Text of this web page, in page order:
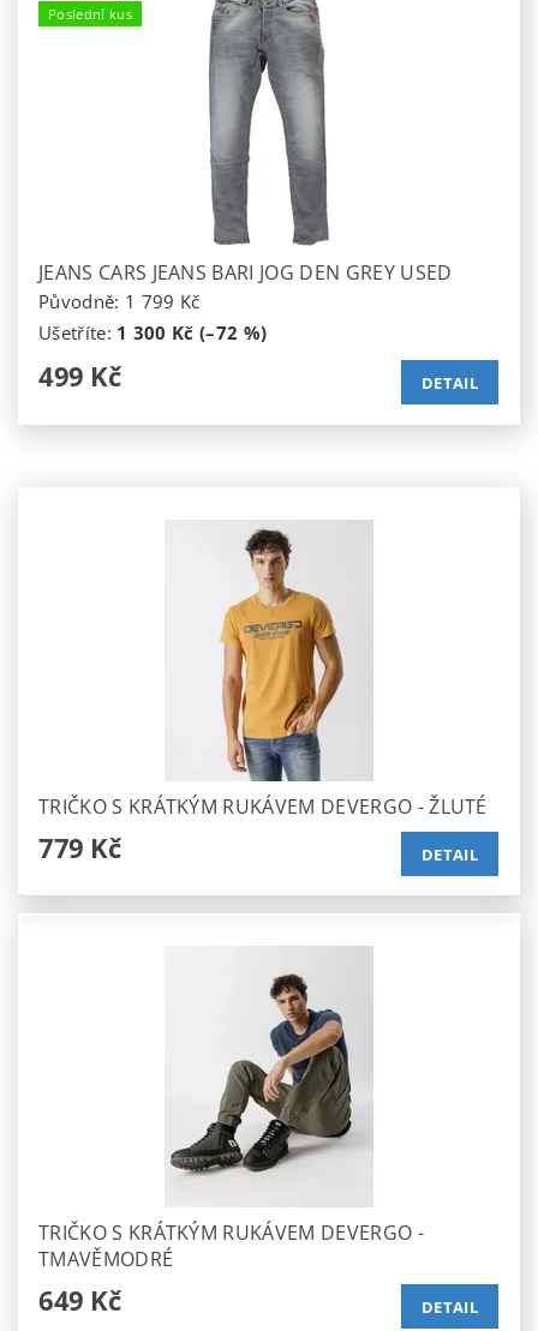
Poslední kus
JEANS CARS JEANS BARI JOG DEN GREY USED
Původně: 1 799 Kč
Ušetříte: 1 300 Kč (–72 %)
499 Kč DETAIL
TRIČKO S KRÁTKÝM RUKÁVEM DEVERGO - ŽLUTÉ
779 Kč DETAIL
TRIČKO S KRÁTKÝM RUKÁVEM DEVERGO -
TMAVĚMODRÉ
649 Kč DETAIL